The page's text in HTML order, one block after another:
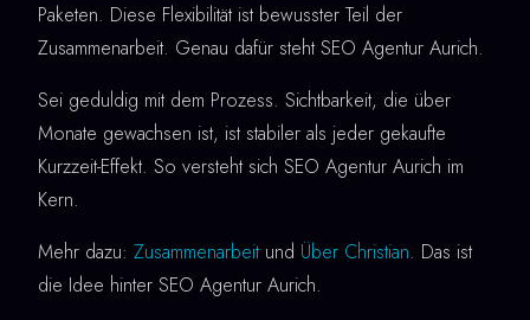
Paketen. Diese Flexibilität ist bewusster Teil der
Zusammenarbeit. Genau dafür steht SEO Agentur Aurich.
Sei geduldig mit dem Prozess. Sichtbarkeit, die über
Monate gewachsen ist, ist stabiler als jeder gekaufte
Kurzzeit-Effekt. So versteht sich SEO Agentur Aurich im
Kern.
Mehr dazu: Zusammenarbeit und Über Christian. Das ist
die Idee hinter SEO Agentur Aurich.